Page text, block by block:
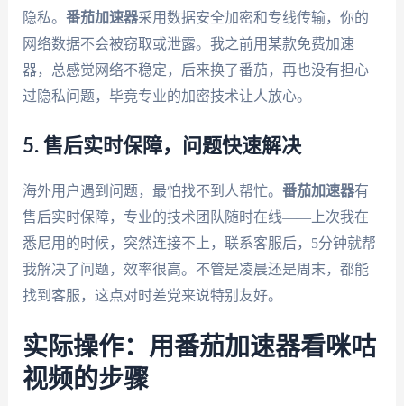
隐私。 番茄加速器采用数据安全加密和专线传输，你的
网络数据不会被窃取或泄露。我之前用某款免费加速
器，总感觉网络不稳定，后来换了番茄，再也没有担心
过隐私问题，毕竟专业的加密技术让人放心。
5. 售后实时保障，问题快速解决
海外用户遇到问题，最怕找不到人帮忙。 番茄加速器有
售后实时保障，专业的技术团队随时在线——上次我在
悉尼用的时候，突然连接不上，联系客服后，5分钟就帮
我解决了问题，效率很高。不管是凌晨还是周末，都能
找到客服，这点对时差党来说特别友好。
实际操作：用番茄加速器看咪咕
视频的步骤